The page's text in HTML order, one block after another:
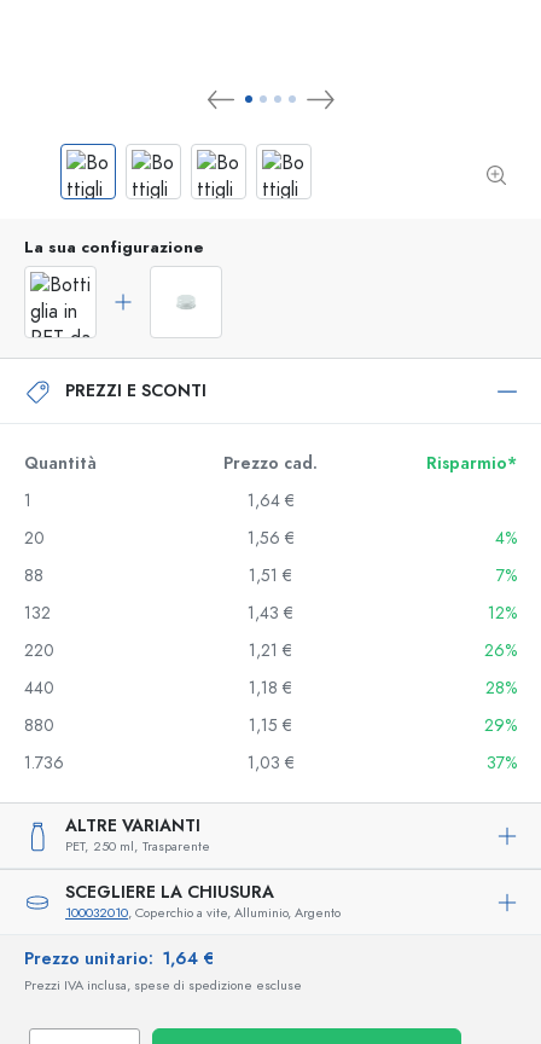
La sua configurazione
PREZZI E SCONTI
Quantità Prezzo cad.
Risparmio*
1
1,64 €
20
1,56 €
4%
88
1,51 €
7%
132
1,43 €
12%
220
1,21 €
26%
440
1,18 €
28%
880
1,15 €
29%
1.736
1,03 € 37%
ALTRE VARIANTI
PET, 250 ml, Trasparente
SCEGLIERE LA CHIUSURA
100032010, Coperchio a vite, Alluminio, Argento
Prezzo unitario: 1,64 €
Prezzi IVA inclusa, spese di spedizione escluse